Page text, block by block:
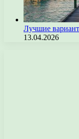
Лучшие
13.04.2026